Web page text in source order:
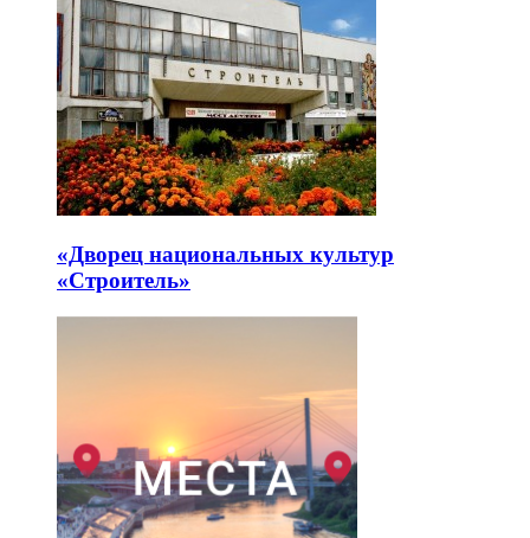
«Дворец национальных культур
«Строитель»